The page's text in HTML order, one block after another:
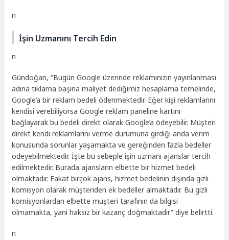
n
İşin Uzmanını Tercih Edin
n
Gündoğan, “Bugün Google üzerinde reklamınızın yayınlanması
adına tıklama başına maliyet dediğimiz hesaplama temelinde,
Google’a bir reklam bedeli ödenmektedir. Eğer kişi reklamlarını
kendisi verebiliyorsa Google reklam paneline kartını
bağlayarak bu bedeli direkt olarak Google’a ödeyebilir. Müşteri
direkt kendi reklamlarını verme durumuna girdiği anda verim
konusunda sorunlar yaşamakta ve gereğinden fazla bedeller
ödeyebilmektedir. İşte bu sebeple işin uzmanı ajanslar tercih
edilmektedir. Burada ajansların elbette bir hizmet bedeli
olmaktadır. Fakat birçok ajans, hizmet bedelinin dışında gizli
komisyon olarak müşteriden ek bedeller almaktadır. Bu gizli
komisyonlardan elbette müşteri tarafının da bilgisi
olmamakta, yani haksız bir kazanç doğmaktadır” diye belirtti.
n